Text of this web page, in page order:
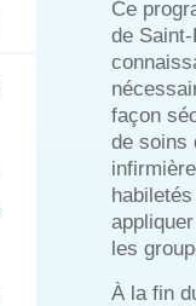
Ce
de
façon
de soins
les
À la fin